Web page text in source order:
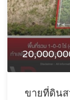
ขายที่ดินส